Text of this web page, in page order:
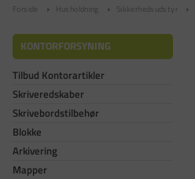
Forside Husholdning Sikkerhedsudstyr
KONTORFORSYNING
Tilbud Kontorartikler
Skriveredskaber
Skrivebordstilbehør
Blokke
Arkivering
Mapper